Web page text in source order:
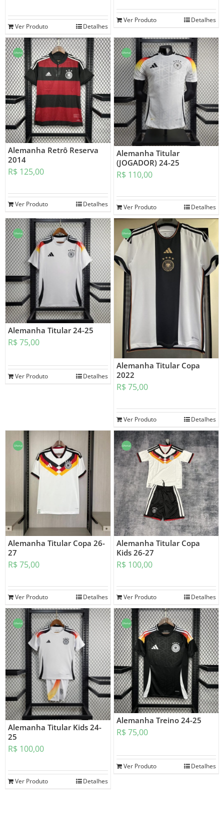
Ver Produto Detalhes
Ver Produto Detalhes
Oferta!
Alemanha Retrô Reserva
2014
R$ 125,00
Ver Produto Detalhes
Oferta!
Alemanha Titular
(JOGADOR) 24-25
R$ 110,00
Ver Produto Detalhes
Oferta!
Alemanha Titular 24-25
R$ 75,00
Ver Produto Detalhes
Oferta!
Alemanha Titular Copa
2022
R$ 75,00
Ver Produto Detalhes
Oferta!
Alemanha Titular Copa 26-
27
R$ 75,00
Ver Produto Detalhes
Oferta!
Alemanha Titular Copa
Kids 26-27
R$ 100,00
Ver Produto Detalhes
Oferta!
Alemanha Titular Kids 24-
25
R$ 100,00
Ver Produto Detalhes
Oferta!
Alemanha Treino 24-25
R$ 75,00
Ver Produto Detalhes